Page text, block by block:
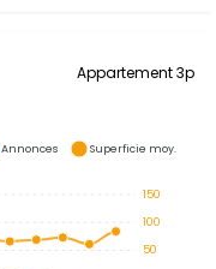
Appartement 3p
150
100
50
Annonces Superficie moy.